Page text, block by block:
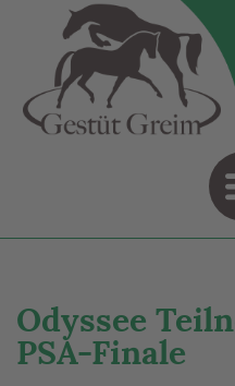
Odyssee
PSA-Finale